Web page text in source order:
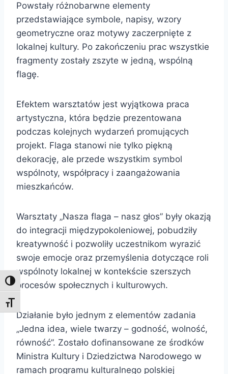
Toggle High Contrast
Toggle Font size
Powstały różnobarwne elementy
przedstawiające symbole, napisy, wzory
geometryczne oraz motywy zaczerpnięte z
lokalnej kultury. Po zakończeniu prac wszystkie
fragmenty zostały zszyte w jedną, wspólną
flagę.
Efektem warsztatów jest wyjątkowa praca
artystyczna, która będzie prezentowana
podczas kolejnych wydarzeń promujących
projekt. Flaga stanowi nie tylko piękną
dekorację, ale przede wszystkim symbol
wspólnoty, współpracy i zaangażowania
mieszkańców.
Warsztaty „Nasza flaga – nasz głos” były okazją
do integracji międzypokoleniowej, pobudziły
kreatywność i pozwoliły uczestnikom wyrazić
swoje emocje oraz przemyślenia dotyczące roli
wspólnoty lokalnej w kontekście szerszych
procesów społecznych i kulturowych.
Działanie było jednym z elementów zadania
„Jedna idea, wiele twarzy – godność, wolność,
równość”. Zostało dofinansowane ze środków
Ministra Kultury i Dziedzictwa Narodowego w
ramach programu kulturalnego polskiej